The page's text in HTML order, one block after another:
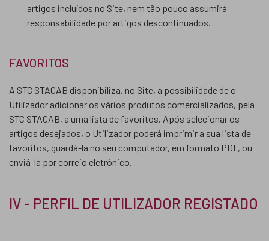
artigos incluídos no Site, nem tão pouco assumirá
responsabilidade por artigos descontinuados.
FAVORITOS
A STC STACAB disponibiliza, no Site, a possibilidade de o
Utilizador adicionar os vários produtos comercializados, pela
STC STACAB, a uma lista de favoritos. Após selecionar os
artigos desejados, o Utilizador poderá imprimir a sua lista de
favoritos, guardá-la no seu computador, em formato PDF, ou
enviá-la por correio eletrónico.
IV - PERFIL DE UTILIZADOR REGISTADO